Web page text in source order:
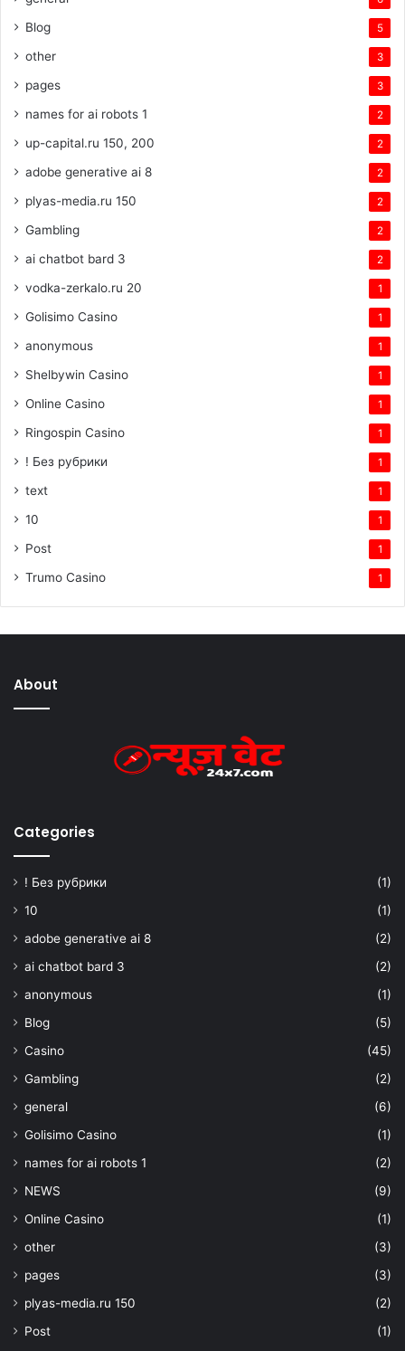
Blog 5
other 3
pages 3
names for ai robots 1 2
up-capital.ru 150, 200 2
adobe generative ai 8 2
plyas-media.ru 150 2
Gambling 2
ai chatbot bard 3 2
vodka-zerkalo.ru 20 1
Golisimo Casino 1
anonymous 1
Shelbywin Casino 1
Online Casino 1
Ringospin Casino 1
! Без рубрики 1
text 1
10 1
Post 1
Trumo Casino 1
About
Categories
! Без рубрики
(1)
10
(1)
adobe generative ai 8
(2)
ai chatbot bard 3
(2)
anonymous
(1)
Blog
(5)
Casino
(45)
Gambling
(2)
general
(6)
Golisimo Casino
(1)
names for ai robots 1
(2)
NEWS
(9)
Online Casino
(1)
other
(3)
pages
(3)
plyas-media.ru 150
(2)
Post
(1)